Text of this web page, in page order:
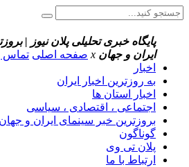
پایگاه خبری تحلیلی پلان نیوز |
ایران و جهان x صفحه اصلی تماس
اخبار
به روزترین اخبار ایران
اخبار استان ها
اجتماعی ، اقتصادی ، سیاسی
بروزترین خبر سینمای ایران و
گوناگون
پلان تی وی
ارتباط با ما